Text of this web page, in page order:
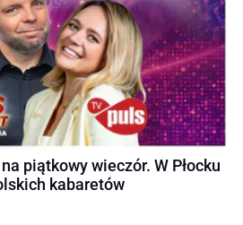
piątkowy wieczór. W Płocku
kabaretów